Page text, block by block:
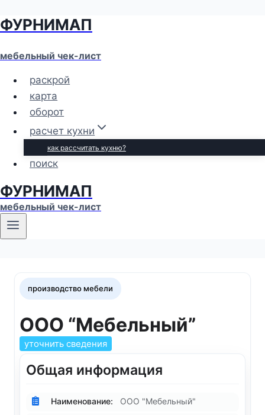
Перейти
содержимому
ФУРНИМАП
мебельный чек-лист
раскрой
карта
оборот
расчет кухни
как рассчитать кухню?
поиск
ФУРНИМАП
мебельный чек-лист
производство мебели
ООО “Мебельный”
уточнить сведения
Общая информация
Наименование: ООО "Мебельный"